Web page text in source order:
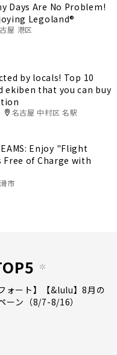
Days Are No Problem!
Legoland®️
屋 港区
by locals! Top 10
ekiben that you can buy
名古屋 中村区 名駅
Enjoy "Flight
Free of Charge with
市
ォート】【&lulu】8月の
ーン（8/7-8/16）